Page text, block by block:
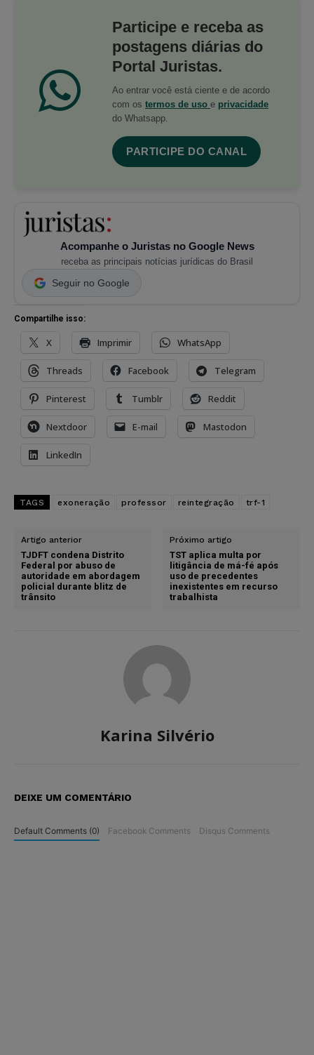
Participe e receba as
postagens diárias do
Portal Juristas.
Ao entrar você está ciente e de acordo
com os termos de uso e privacidade
do Whatsapp.
PARTICIPE DO CANAL
Acompanhe o Juristas no Google News
receba as principais notícias jurídicas do Brasil
Seguir no Google
Compartilhe isso:
X Imprimir WhatsApp
Threads Facebook Telegram
Pinterest Tumblr Reddit
Nextdoor E-mail Mastodon
LinkedIn
TAGS exoneração professor reintegração trf-1
Artigo anterior
TJDFT condena Distrito
Federal por abuso de
autoridade em abordagem
policial durante blitz de
trânsito
Próximo artigo
TST aplica multa por
litigância de má-fé após
uso de precedentes
inexistentes em recurso
trabalhista
Karina Silvério
DEIXE UM COMENTÁRIO
Default Comments (0) Facebook Comments Disqus Comments